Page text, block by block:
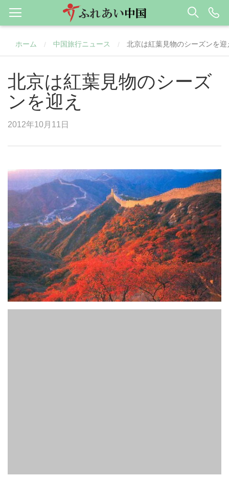
ホーム / 中国旅行ニュース / 北京は紅葉見物のシーズンを迎
北京は紅葉見物のシーズ
ンを迎え
2012年10月11日